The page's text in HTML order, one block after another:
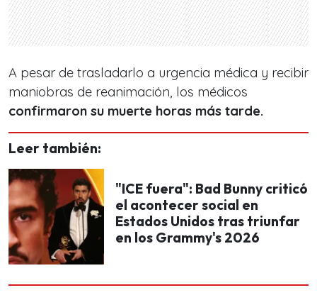
A pesar de trasladarlo a urgencia médica y recibir
maniobras de reanimación, los médicos
confirmaron su muerte horas más tarde.
Leer también:
"ICE fuera": Bad Bunny criticó
el acontecer social en
Estados Unidos tras triunfar
en los Grammy's 2026